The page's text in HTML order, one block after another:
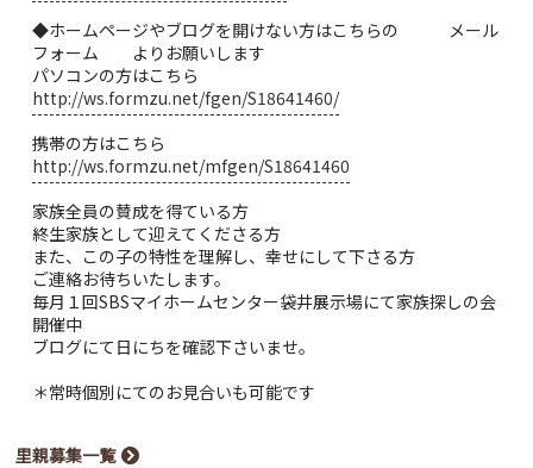
◆ホームページやブログを開けない方はこちらの メール
フォーム よりお願いします
パソコンの方はこちら
http://ws.formzu.net/fgen/S18641460/
携帯の方はこちら
http://ws.formzu.net/mfgen/S18641460
家族全員の賛成を得ている方
終生家族として迎えてくださる方
また、この子の特性を理解し、幸せにして下さる方
ご連絡お待ちいたします。
毎月１回SBSマイホームセンター袋井展示場にて家族探しの会
開催中
ブログにて日にちを確認下さいませ。
＊常時個別にてのお見合いも可能です
里親募集一覧